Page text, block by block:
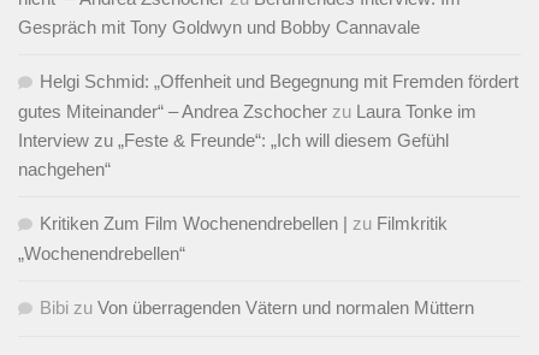
Gespräch mit Tony Goldwyn und Bobby Cannavale
Helgi Schmid: „Offenheit und Begegnung mit Fremden fördert
gutes Miteinander“ – Andrea Zschocher zu Laura Tonke im
Interview zu „Feste & Freunde“: „Ich will diesem Gefühl
nachgehen“
Kritiken Zum Film Wochenendrebellen | zu Filmkritik
„Wochenendrebellen“
Bibi zu Von überragenden Vätern und normalen Müttern